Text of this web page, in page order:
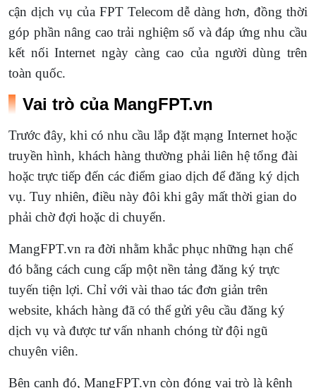
cận dịch vụ của FPT Telecom dễ dàng hơn, đồng thời
góp phần nâng cao trải nghiệm số và đáp ứng nhu cầu
kết nối Internet ngày càng cao của người dùng trên
toàn quốc.
Vai trò của MangFPT.vn
Trước đây, khi có nhu cầu lắp đặt mạng Internet hoặc
truyền hình, khách hàng thường phải liên hệ tổng đài
hoặc trực tiếp đến các điểm giao dịch để đăng ký dịch
vụ. Tuy nhiên, điều này đôi khi gây mất thời gian do
phải chờ đợi hoặc di chuyển.
MangFPT.vn ra đời nhằm khắc phục những hạn chế
đó bằng cách cung cấp một nền tảng đăng ký trực
tuyến tiện lợi. Chỉ với vài thao tác đơn giản trên
website, khách hàng đã có thể gửi yêu cầu đăng ký
dịch vụ và được tư vấn nhanh chóng từ đội ngũ
chuyên viên.
Bên cạnh đó, MangFPT.vn còn đóng vai trò là kênh